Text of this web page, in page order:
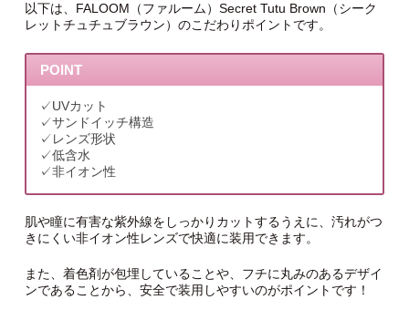
以下は、FALOOM（ファルーム）Secret Tutu Brown（シーク
レットチュチュブラウン）のこだわりポイントです。
POINT
✓UVカット
✓サンドイッチ構造
✓レンズ形状
✓低含水
✓非イオン性
肌や瞳に有害な紫外線をしっかりカットするうえに、汚れがつ
きにくい非イオン性レンズで快適に装用できます。
また、着色剤が包埋していることや、フチに丸みのあるデザイ
ンであることから、安全で装用しやすいのがポイントです！